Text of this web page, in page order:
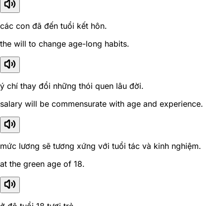
các con đã đến tuổi kết hôn.
the will to change age-long habits.
ý chí thay đổi những thói quen lâu đời.
salary will be commensurate with age and experience.
mức lương sẽ tương xứng với tuổi tác và kinh nghiệm.
at the green age of 18.